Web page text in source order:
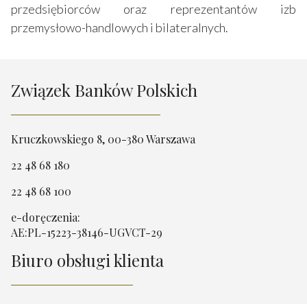
przedsiębiorców oraz reprezentantów izb
przemysłowo-handlowych i bilateralnych.
Związek Banków Polskich
Kruczkowskiego 8, 00-380 Warszawa
22 48 68 180
22 48 68 100
e-doręczenia:
AE:PL-15223-38146-UGVCT-29
Biuro obsługi klienta